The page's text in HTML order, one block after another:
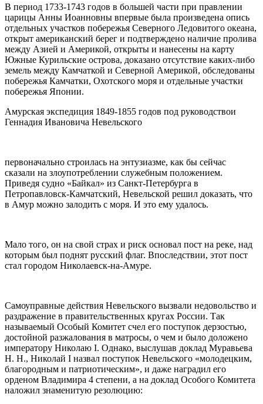
В период 1733-1743 годов в большей части при правлении
царицы Анны Иоанновны впервые была произведена опись
отдельных участков побережья Северного Ледовитого океана,
открыт американский берег и подтверждено наличие пролива
между Азией и Америкой, открыты и нанесены на карту
Южные Курильские острова, доказано отсутствие каких-либо
земель между Камчаткой и Северной Америкой, обследованы
побережья Камчатки, Охотского моря и отдельные участки
побережья Японии.
Амурская экспедиция 1849-1855 годов под руководствои
Геннадия Ивановича Невельского
первоначально строилась на энтузиазме, как бы сейчас
сказали на злоупотреблении служебным положением.
Приведя судно «Байкал» из Санкт-Петербурга в
Петропавловск-Камчатский, Невельской решил доказать, что
в Амур можно залодить с моря. И это ему удалось.
Мало того, он на свой страх и риск основал пост на реке, над
которым был поднят русский флаг. Впоследствии, этот пост
стал городом Николаевск-на-Амуре.
Самоуправные действия Невельского вызвали недовольство и
раздражение в правительственных кругах России. Так
называемый Особый Комитет счел его поступок дерзостью,
достойной разжалования в матросы, о чем и было доложено
императору Николаю I. Однако, выслушав доклад Муравьева
Н. Н., Николай I назвал поступок Невельского «молодецким,
благородным и патриотическим», и даже наградил его
орденом Владимира 4 степени, а на доклад Особого Комитета
наложил знаменитую резолюцию: